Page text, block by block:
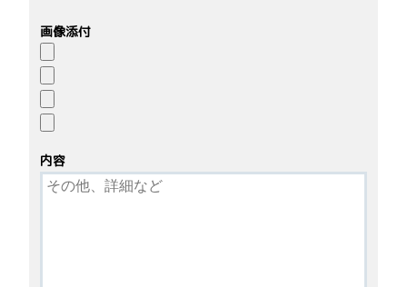
画像添付
内容